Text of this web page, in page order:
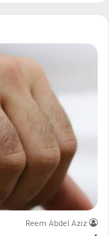
Reem Abdel Aziz